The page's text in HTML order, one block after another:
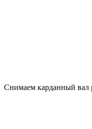
Снимаем карданный вал